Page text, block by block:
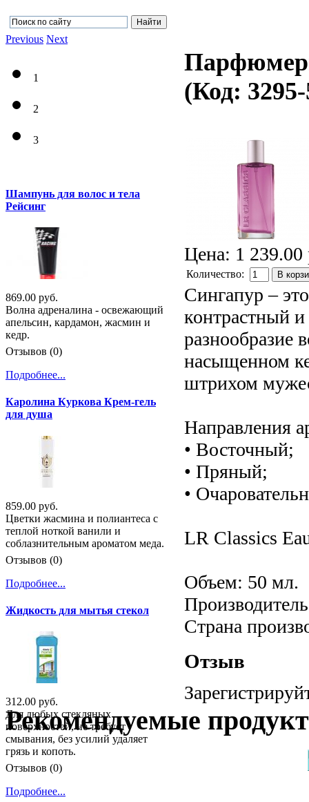
(Код:
Цена: 1 239.00
Количество: В
Сингапур –
контрастный
разнообразие
насыщенном
штрихом
Направления
• Восточный;
• Пряный;
•
LR Classics
Объем: 50 мл.
Страна
Отзыв
Previous Next
1
2
3
Шампунь для волос и тела
Рейсинг
869.00 руб.
Волна адреналина - освежающий
апельсин, кардамон, жасмин и
кедр.
Отзывов (0)
Подробнее...
Каролина Куркова Крем-гель
для душа
859.00 руб.
Цветки жасмина и полиантеса с
теплой ноткой ванили и
соблазнительным ароматом меда.
Отзывов (0)
Подробнее...
Жидкость для мытья стекол
312.00 руб.
Для любых стекляных
поверхностей, не требует
смывания, без усилий удаляет
грязь и копоть.
Отзывов (0)
Подробнее...
Рекомендуемые